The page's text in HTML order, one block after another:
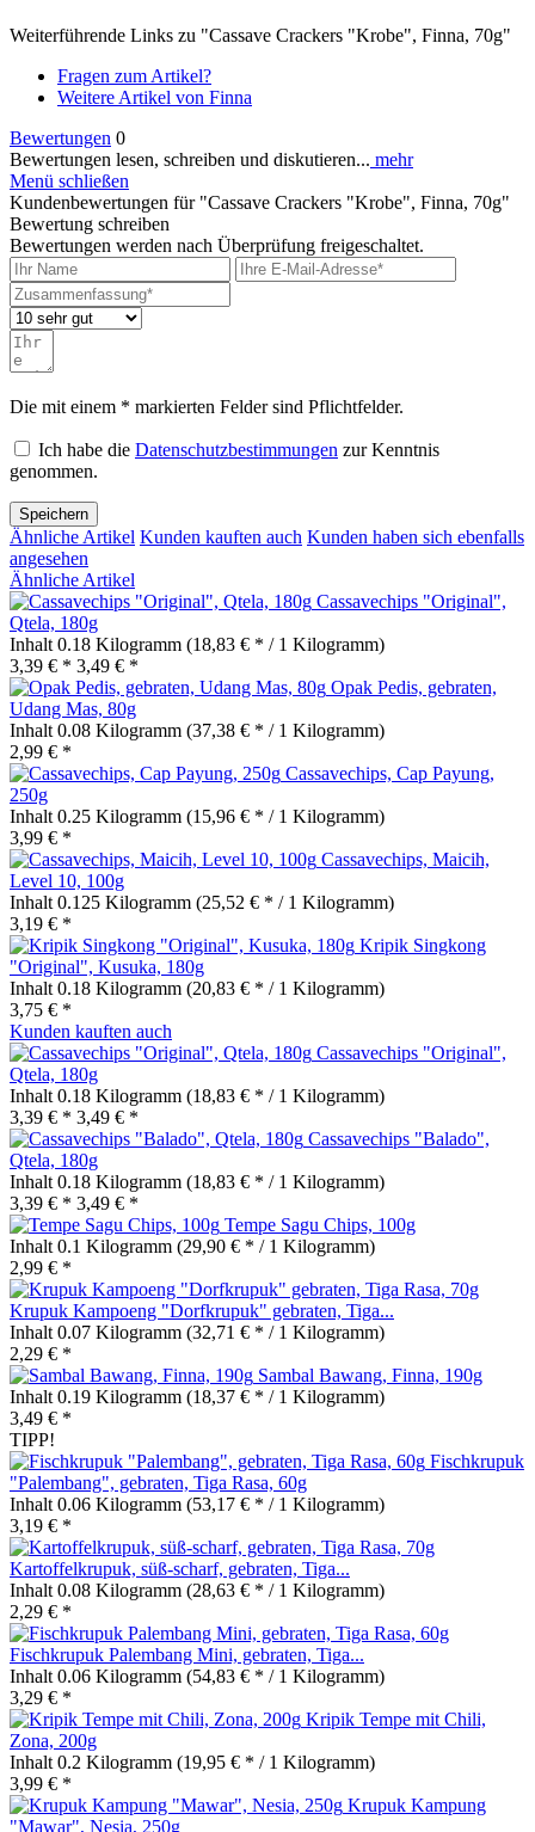
Weiterführende Links zu "Cassave Crackers "Krobe", Finna, 70g"
Fragen zum Artikel?
Weitere Artikel von Finna
Bewertungen 0
Bewertungen lesen, schreiben und diskutieren... mehr
Menü schließen
Kundenbewertungen für "Cassave Crackers "Krobe", Finna, 70g"
Bewertung schreiben
Bewertungen werden nach Überprüfung freigeschaltet.
Die mit einem * markierten Felder sind Pflichtfelder.
Ich habe die Datenschutzbestimmungen zur Kenntnis
genommen.
Speichern
Ähnliche Artikel Kunden kauften auch Kunden haben sich ebenfalls
angesehen
Ähnliche Artikel
Cassavechips "Original",
Qtela, 180g
Inhalt 0.18 Kilogramm (18,83 € * / 1 Kilogramm)
3,39 € * 3,49 € *
Opak Pedis, gebraten,
Udang Mas, 80g
Inhalt 0.08 Kilogramm (37,38 € * / 1 Kilogramm)
2,99 € *
Cassavechips, Cap Payung,
250g
Inhalt 0.25 Kilogramm (15,96 € * / 1 Kilogramm)
3,99 € *
Cassavechips, Maicih,
Level 10, 100g
Inhalt 0.125 Kilogramm (25,52 € * / 1 Kilogramm)
3,19 € *
Kripik Singkong
"Original", Kusuka, 180g
Inhalt 0.18 Kilogramm (20,83 € * / 1 Kilogramm)
3,75 € *
Kunden kauften auch
Cassavechips "Original",
Qtela, 180g
Inhalt 0.18 Kilogramm (18,83 € * / 1 Kilogramm)
3,39 € * 3,49 € *
Cassavechips "Balado",
Qtela, 180g
Inhalt 0.18 Kilogramm (18,83 € * / 1 Kilogramm)
3,39 € * 3,49 € *
Tempe Sagu Chips, 100g
Inhalt 0.1 Kilogramm (29,90 € * / 1 Kilogramm)
2,99 € *
Krupuk Kampoeng "Dorfkrupuk" gebraten, Tiga...
Inhalt 0.07 Kilogramm (32,71 € * / 1 Kilogramm)
2,29 € *
Sambal Bawang, Finna, 190g
Inhalt 0.19 Kilogramm (18,37 € * / 1 Kilogramm)
3,49 € *
TIPP!
Fischkrupuk
"Palembang", gebraten, Tiga Rasa, 60g
Inhalt 0.06 Kilogramm (53,17 € * / 1 Kilogramm)
3,19 € *
Kartoffelkrupuk, süß-scharf, gebraten, Tiga...
Inhalt 0.08 Kilogramm (28,63 € * / 1 Kilogramm)
2,29 € *
Fischkrupuk Palembang Mini, gebraten, Tiga...
Inhalt 0.06 Kilogramm (54,83 € * / 1 Kilogramm)
3,29 € *
Kripik Tempe mit Chili,
Zona, 200g
Inhalt 0.2 Kilogramm (19,95 € * / 1 Kilogramm)
3,99 € *
Krupuk Kampung
"Mawar", Nesia, 250g